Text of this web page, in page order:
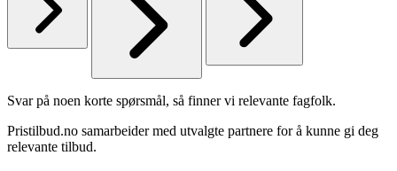
Svar på noen korte spørsmål, så finner vi relevante fagfolk.
Pristilbud.no samarbeider med utvalgte partnere for å kunne gi deg
relevante tilbud.